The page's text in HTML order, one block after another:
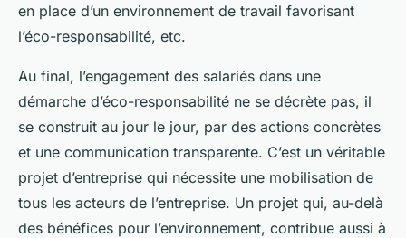
en place d’un environnement de travail favorisant
l’éco-responsabilité, etc.
Au final, l’engagement des salariés dans une
démarche d’éco-responsabilité ne se décrète pas, il
se construit au jour le jour, par des actions concrètes
et une communication transparente. C’est un véritable
projet d’entreprise qui nécessite une mobilisation de
tous les acteurs de l’entreprise. Un projet qui, au-delà
des bénéfices pour l’environnement, contribue aussi à